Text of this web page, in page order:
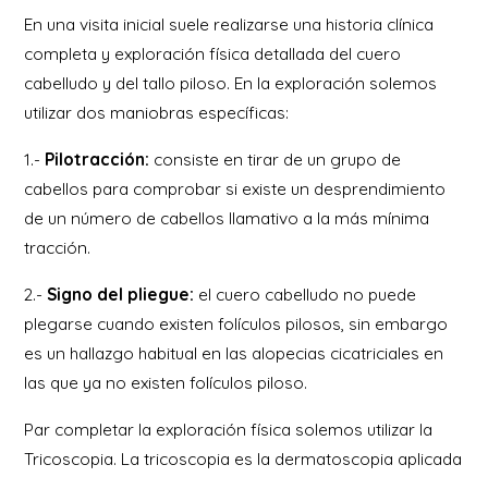
En una visita inicial suele realizarse una historia clínica
completa y exploración física detallada del cuero
cabelludo y del tallo piloso. En la exploración solemos
utilizar dos maniobras específicas:
1.- Pilotracción: consiste en tirar de un grupo de
cabellos para comprobar si existe un desprendimiento
de un número de cabellos llamativo a la más mínima
tracción.
2.- Signo del pliegue: el cuero cabelludo no puede
plegarse cuando existen folículos pilosos, sin embargo
es un hallazgo habitual en las alopecias cicatriciales en
las que ya no existen folículos piloso.
Par completar la exploración física solemos utilizar la
Tricoscopia. La tricoscopia es la dermatoscopia aplicada